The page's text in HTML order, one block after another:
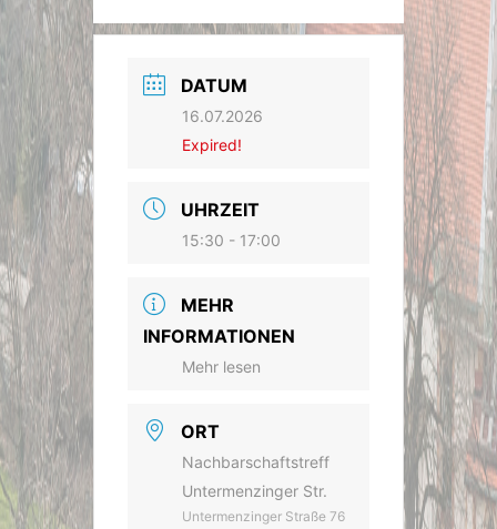
DATUM
16.07.2026
Expired!
UHRZEIT
15:30 - 17:00
MEHR
INFORMATIONEN
Mehr lesen
ORT
Nachbarschaftstreff
Untermenzinger Str.
Untermenzinger Straße 76